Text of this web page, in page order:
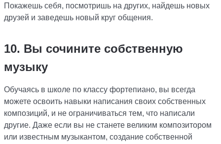
Покажешь себя, посмотришь на других, найдешь новых
друзей и заведешь новый круг общения.
10. Вы сочините собственную
музыку
Обучаясь в школе по классу фортепиано, вы всегда
можете освоить навыки написания своих собственных
композиций, и не ограничиваться тем, что написали
другие. Даже если вы не станете великим композитором
или известным музыкантом, создание собственной